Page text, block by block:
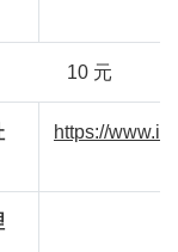
10 元
https://